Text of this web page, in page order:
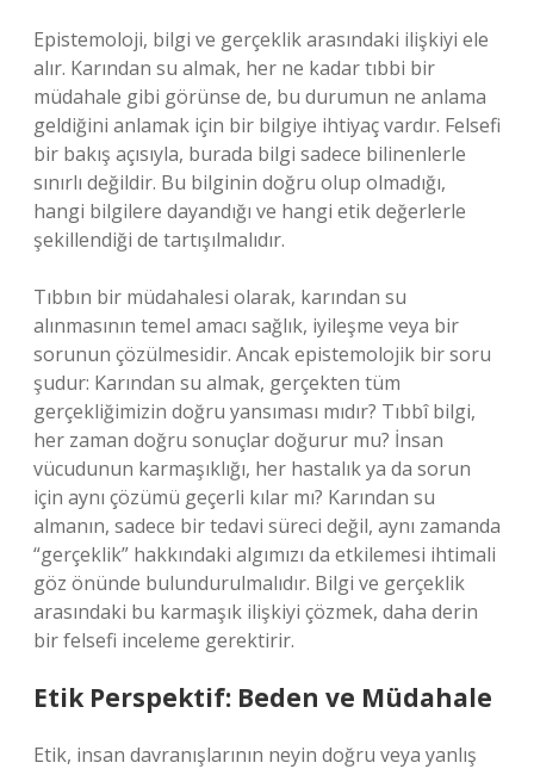
Epistemoloji, bilgi ve gerçeklik arasındaki ilişkiyi ele
alır. Karından su almak, her ne kadar tıbbi bir
müdahale gibi görünse de, bu durumun ne anlama
geldiğini anlamak için bir bilgiye ihtiyaç vardır. Felsefi
bir bakış açısıyla, burada bilgi sadece bilinenlerle
sınırlı değildir. Bu bilginin doğru olup olmadığı,
hangi bilgilere dayandığı ve hangi etik değerlerle
şekillendiği de tartışılmalıdır.
Tıbbın bir müdahalesi olarak, karından su
alınmasının temel amacı sağlık, iyileşme veya bir
sorunun çözülmesidir. Ancak epistemolojik bir soru
şudur: Karından su almak, gerçekten tüm
gerçekliğimizin doğru yansıması mıdır? Tıbbî bilgi,
her zaman doğru sonuçlar doğurur mu? İnsan
vücudunun karmaşıklığı, her hastalık ya da sorun
için aynı çözümü geçerli kılar mı? Karından su
almanın, sadece bir tedavi süreci değil, aynı zamanda
“gerçeklik” hakkındaki algımızı da etkilemesi ihtimali
göz önünde bulundurulmalıdır. Bilgi ve gerçeklik
arasındaki bu karmaşık ilişkiyi çözmek, daha derin
bir felsefi inceleme gerektirir.
Etik Perspektif: Beden ve Müdahale
Etik, insan davranışlarının neyin doğru veya yanlış